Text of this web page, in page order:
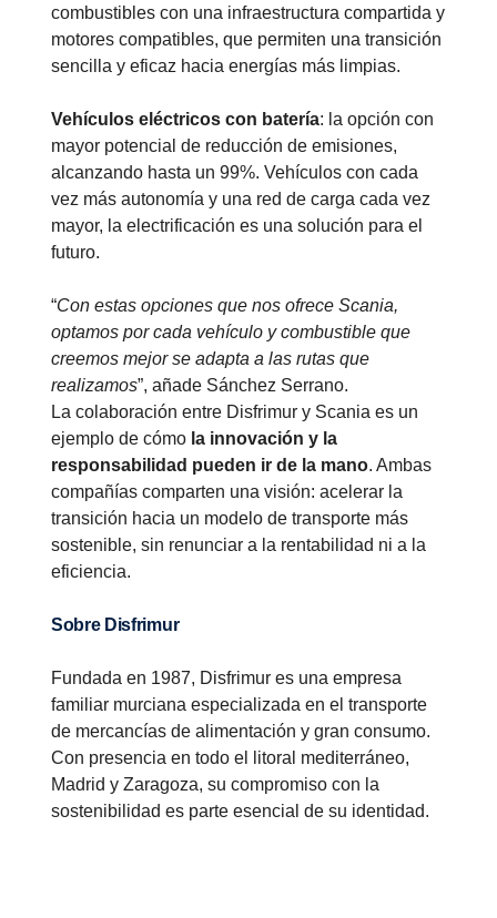
combustibles con una infraestructura compartida y
motores compatibles, que permiten una transición
sencilla y eficaz hacia energías más limpias.
Vehículos eléctricos con batería: la opción con
mayor potencial de reducción de emisiones,
alcanzando hasta un 99%. Vehículos con cada
vez más autonomía y una red de carga cada vez
mayor, la electrificación es una solución para el
futuro.
“Con estas opciones que nos ofrece Scania,
optamos por cada vehículo y combustible que
creemos mejor se adapta a las rutas que
realizamos”, añade Sánchez Serrano.
La colaboración entre Disfrimur y Scania es un
ejemplo de cómo la innovación y la
responsabilidad pueden ir de la mano. Ambas
compañías comparten una visión: acelerar la
transición hacia un modelo de transporte más
sostenible, sin renunciar a la rentabilidad ni a la
eficiencia.
Sobre Disfrimur
Fundada en 1987, Disfrimur es una empresa
familiar murciana especializada en el transporte
de mercancías de alimentación y gran consumo.
Con presencia en todo el litoral mediterráneo,
Madrid y Zaragoza, su compromiso con la
sostenibilidad es parte esencial de su identidad.